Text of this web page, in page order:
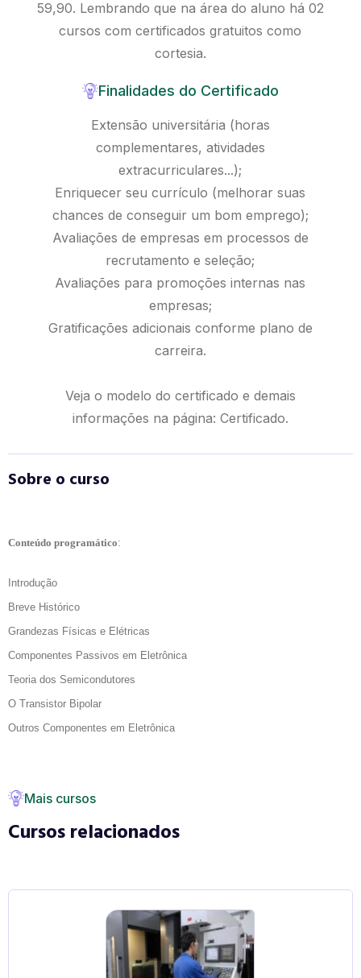
59,90. Lembrando que na área do aluno há 02
cursos com certificados gratuitos como
cortesia.
Finalidades do Certificado
Extensão universitária (horas
complementares, atividades
extracurriculares...);
Enriquecer seu currículo (melhorar suas
chances de conseguir um bom emprego);
Avaliações de empresas em processos de
recrutamento e seleção;
Avaliações para promoções internas nas
empresas;
Gratificações adicionais conforme plano de
carreira.
Veja o modelo do certificado e demais
informações na página: Certificado.
Sobre o curso
Conteúdo programático:
Introdução
Breve Histórico
Grandezas Físicas e Elétricas
Componentes Passivos em Eletrônica
Teoria dos Semicondutores
O Transistor Bipolar
Outros Componentes em Eletrônica
Mais cursos
Cursos relacionados